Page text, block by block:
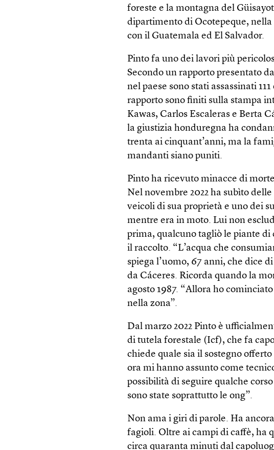
foreste e la montagna del
dipartimento di Ocotepeque,
con il Guatemala ed El Salvador.
Pinto fa uno dei lavori più
Secondo un rapporto presentato
nel paese sono stati assassinati
rapporto sono finiti sulla stampa
Kawas, Carlos Escaleras e Berta
la giustizia honduregna ha
trenta ai cinquant’anni, ma la
mandanti siano puniti.
Pinto ha ricevuto minacce di
Nel novembre 2022 ha subìto
veicoli di sua proprietà e uno dei
mentre era in moto. Lui non
prima, qualcuno tagliò le piante
il raccolto. “L’acqua che
spiega l’uomo, 67 anni, che dice
da Cáceres. Ricorda quando la
agosto 1987. “Allora ho
nella zona”.
Dal marzo 2022 Pinto è
di tutela forestale (Icf), che fa
chiede quale sia il sostegno
ora mi hanno assunto come
possibilità di seguire qualche
sono state soprattutto le ong”.
Non ama i giri di parole. Ha
fagioli. Oltre ai campi di caffè, ha
circa quaranta minuti dal